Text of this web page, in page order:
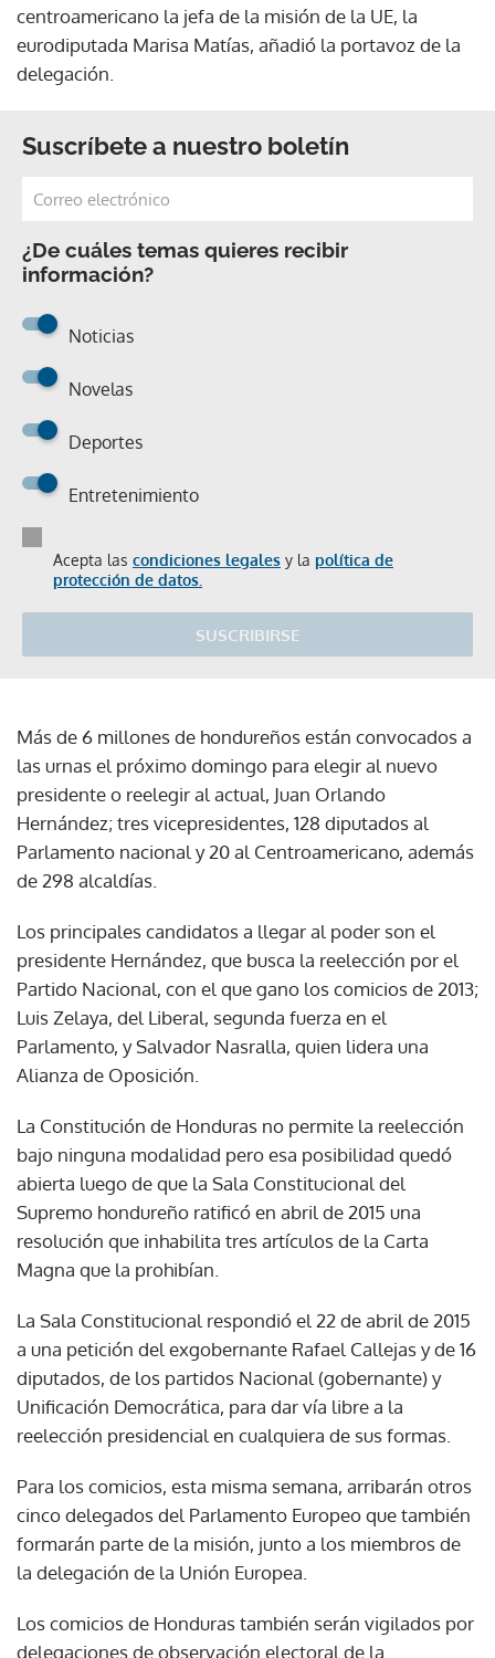
centroamericano la jefa de la misión de la UE, la
eurodiputada Marisa Matías, añadió la portavoz de la
delegación.
Suscríbete a nuestro boletín
¿De cuáles temas quieres recibir
información?
Noticias
Novelas
Deportes
Entretenimiento
Acepta las condiciones legales y la política de
protección de datos.
SUSCRIBIRSE
Más de 6 millones de hondureños están convocados a
las urnas el próximo domingo para elegir al nuevo
presidente o reelegir al actual, Juan Orlando
Hernández; tres vicepresidentes, 128 diputados al
Parlamento nacional y 20 al Centroamericano, además
de 298 alcaldías.
Los principales candidatos a llegar al poder son el
presidente Hernández, que busca la reelección por el
Partido Nacional, con el que gano los comicios de 2013;
Luis Zelaya, del Liberal, segunda fuerza en el
Parlamento, y Salvador Nasralla, quien lidera una
Alianza de Oposición.
La Constitución de Honduras no permite la reelección
bajo ninguna modalidad pero esa posibilidad quedó
abierta luego de que la Sala Constitucional del
Supremo hondureño ratificó en abril de 2015 una
resolución que inhabilita tres artículos de la Carta
Magna que la prohibían.
La Sala Constitucional respondió el 22 de abril de 2015
a una petición del exgobernante Rafael Callejas y de 16
diputados, de los partidos Nacional (gobernante) y
Unificación Democrática, para dar vía libre a la
reelección presidencial en cualquiera de sus formas.
Para los comicios, esta misma semana, arribarán otros
cinco delegados del Parlamento Europeo que también
formarán parte de la misión, junto a los miembros de
la delegación de la Unión Europea.
Los comicios de Honduras también serán vigilados por
delegaciones de observación electoral de la